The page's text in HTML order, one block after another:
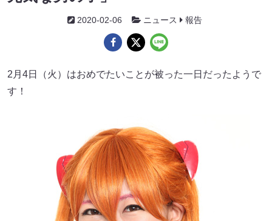
2020-02-06 ニュース 報告
2月4日（火）はおめでたいことが被った一日だったようで
す！